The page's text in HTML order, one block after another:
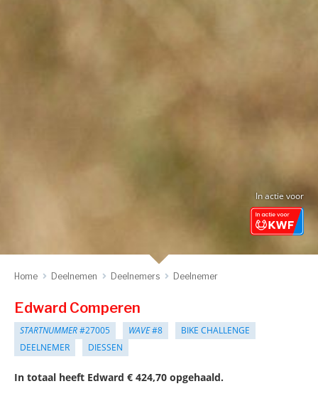
In actie voor
Home Deelnemen Deelnemers Deelnemer
Edward Comperen
STARTNUMMER#27005 WAVE#8
BIKE CHALLENGE
DEELNEMER
DIESSEN
In totaal heeft Edward € 424,70 opgehaald.